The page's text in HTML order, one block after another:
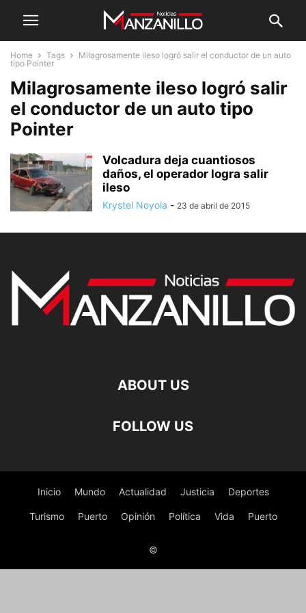
Home Tags
Milagrosamente ileso logró salir el conductor de un auto
tipo Pointer
Milagrosamente ileso logró salir
el conductor de un auto tipo
Pointer
Volcadura deja cuantiosos
daños, el operador logra salir
ileso
Krystel Noyola - 23 de abril de 2015
ABOUT US
FOLLOW US
Inicio Mundo Actualidad Justicia Deportes
Turismo Puerto Opinión Política Vida Puerto
©